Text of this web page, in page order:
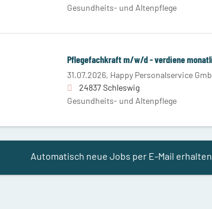
Gesundheits- und Altenpflege
Pflegefachkraft m/w/d - verdiene
31.07.2026, Happy Personalservice
24837 Schleswig
Gesundheits- und Altenpflege
Automatisch neue Jobs per E-Mail